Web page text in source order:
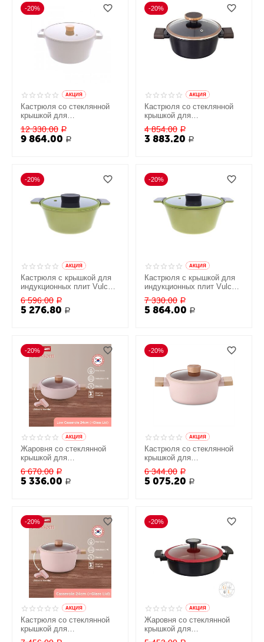
-20%
AКЦИЯ
Кастрюля со стеклянной
крышкой для
индукционных плит Fika
5,4 л, 26 см, Neoflam
12 330.00 Р
9 864.00 Р
-20%
AКЦИЯ
Кастрюля со стеклянной
крышкой для
индукционных плит
Noblesse 2,2 л, 20 см,
Neoflam
4 854.00 Р
3 883.20 Р
-20%
AКЦИЯ
Кастрюля с крышкой для
индукционных плит Vulcan
2 л, 20 см, Neoflam
6 596.00 Р
5 276.80 Р
-20%
AКЦИЯ
Кастрюля с крышкой для
индукционных плит Vulcan
3,7 л, 24 см, Neoflam
7 330.00 Р
5 864.00 Р
-20%
AКЦИЯ
Жаровня со стеклянной
крышкой для
индукционных плит
Blossom, 24 см, Neoflam
6 670.00 Р
5 336.00 Р
-20%
AКЦИЯ
Кастрюля со стеклянной
крышкой для
индукционных плит
Blossom 20 см, Neoflam
6 344.00 Р
5 075.20 Р
-20%
AКЦИЯ
Кастрюля со стеклянной
крышкой для
индукционных плит
-20%
AКЦИЯ
Жаровня со стеклянной
крышкой для
индукционных плит De